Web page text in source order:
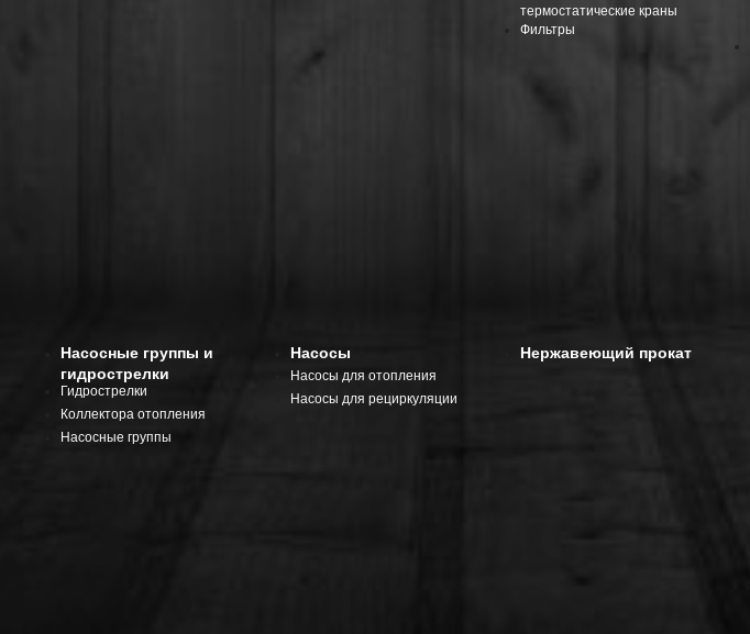
термостатические краны
Фильтры
Насосные группы и
гидрострелки
Гидрострелки
Коллектора отопления
Насосные группы
Насосы
Насосы для отопления
Насосы для рециркуляции
Нержавеющий прокат